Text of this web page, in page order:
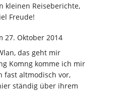
kleinen Reiseberichte,
Freude!
27. Oktober 2014
das geht mir
Komng komme ich mir
fast altmodisch vor,
ständig über ihrem